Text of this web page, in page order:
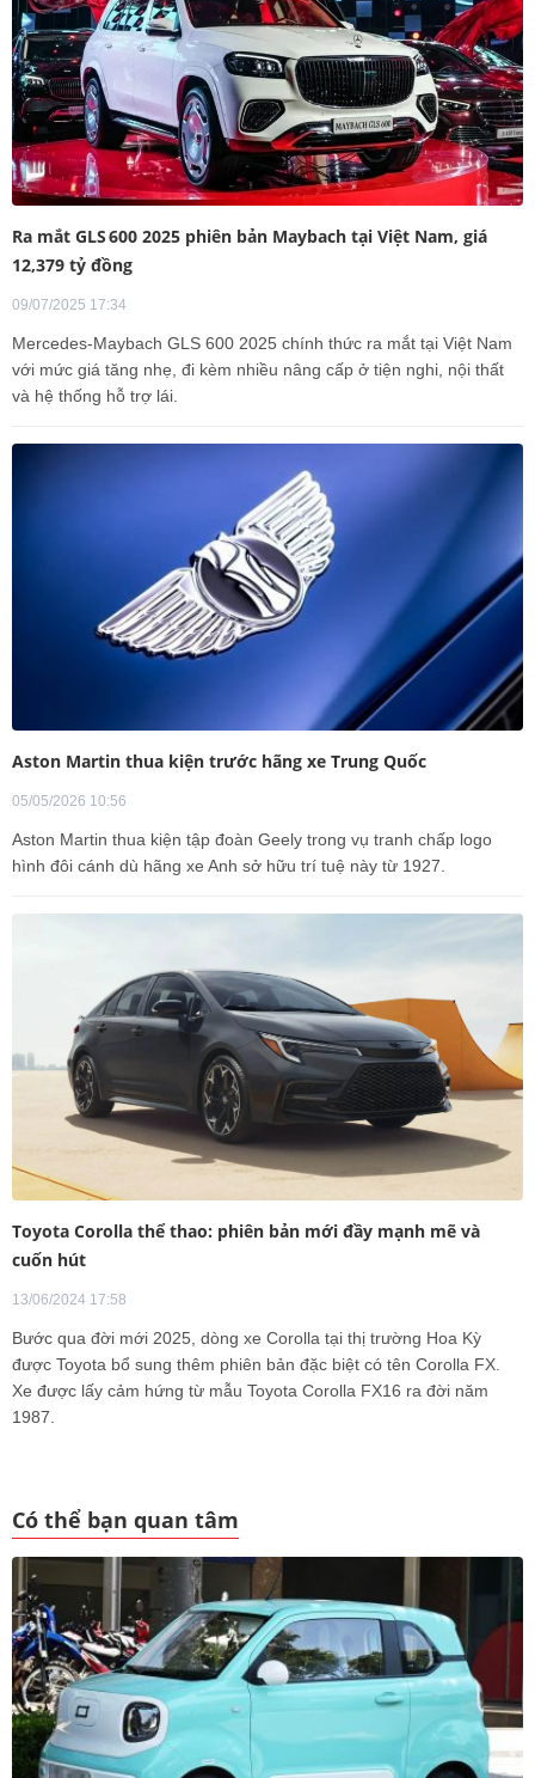
Ra mắt GLS 600 2025 phiên bản Maybach tại Việt Nam, giá
12,379 tỷ đồng
09/07/2025 17:34
Mercedes-Maybach GLS 600 2025 chính thức ra mắt tại Việt Nam
với mức giá tăng nhẹ, đi kèm nhiều nâng cấp ở tiện nghi, nội thất
và hệ thống hỗ trợ lái.
Aston Martin thua kiện trước hãng xe Trung Quốc
05/05/2026 10:56
Aston Martin thua kiện tập đoàn Geely trong vụ tranh chấp logo
hình đôi cánh dù hãng xe Anh sở hữu trí tuệ này từ 1927.
Toyota Corolla thể thao: phiên bản mới đầy mạnh mẽ và
cuốn hút
13/06/2024 17:58
Bước qua đời mới 2025, dòng xe Corolla tại thị trường Hoa Kỳ
được Toyota bổ sung thêm phiên bản đặc biệt có tên Corolla FX.
Xe được lấy cảm hứng từ mẫu Toyota Corolla FX16 ra đời năm
1987.
Có thể bạn quan tâm